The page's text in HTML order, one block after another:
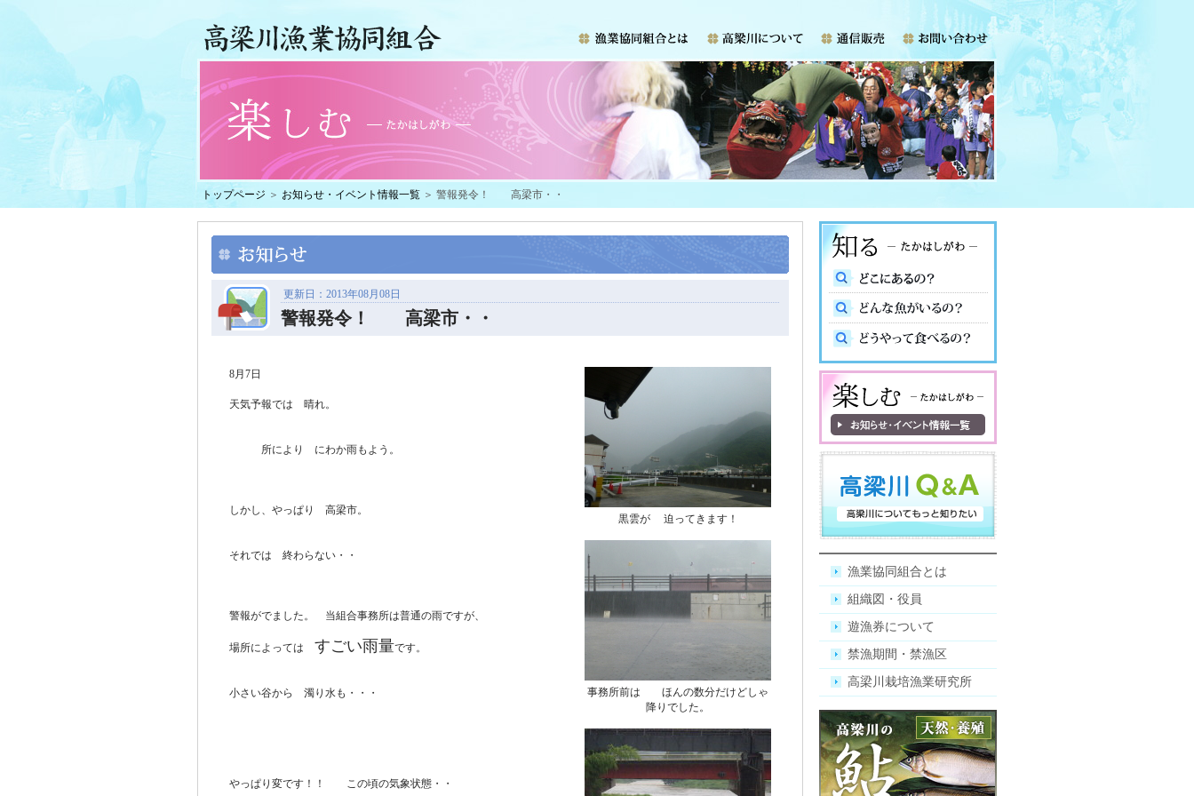
トップページ ＞ お知らせ・イベント情報一覧 ＞ 警報発令！ 高梁市・・
漁業協同組合とは
組織図・役員
遊漁券について
禁漁期間・禁漁区
高梁川栽培漁業研究所
更新日：2013年08月08日
警報発令！ 高梁市・・
8月7日
天気予報では 晴れ。
所により にわか雨もよう。
しかし、やっぱり 高梁市。
それでは 終わらない・・
警報がでました。 当組合事務所は普通の雨ですが、
場所によっては すごい雨量です。
小さい谷から 濁り水も・・・
やっぱり変です！！ この頃の気象状態・・
黒雲が 迫ってきます！
事務所前は ほんの数分だけどしゃ
降りでした。